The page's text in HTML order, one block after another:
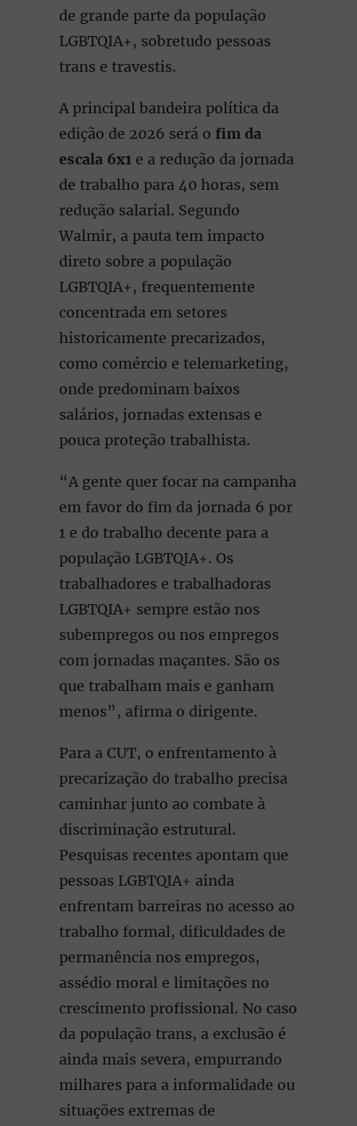
de grande parte da população
LGBTQIA+, sobretudo pessoas
trans e travestis.
A principal bandeira política da
edição de 2026 será o fim da
escala 6x1 e a redução da jornada
de trabalho para 40 horas, sem
redução salarial. Segundo
Walmir, a pauta tem impacto
direto sobre a população
LGBTQIA+, frequentemente
concentrada em setores
historicamente precarizados,
como comércio e telemarketing,
onde predominam baixos
salários, jornadas extensas e
pouca proteção trabalhista.
“A gente quer focar na campanha
em favor do fim da jornada 6 por
1 e do trabalho decente para a
população LGBTQIA+. Os
trabalhadores e trabalhadoras
LGBTQIA+ sempre estão nos
subempregos ou nos empregos
com jornadas maçantes. São os
que trabalham mais e ganham
menos”, afirma o dirigente.
Para a CUT, o enfrentamento à
precarização do trabalho precisa
caminhar junto ao combate à
discriminação estrutural.
Pesquisas recentes apontam que
pessoas LGBTQIA+ ainda
enfrentam barreiras no acesso ao
trabalho formal, dificuldades de
permanência nos empregos,
assédio moral e limitações no
crescimento profissional. No caso
da população trans, a exclusão é
ainda mais severa, empurrando
milhares para a informalidade ou
situações extremas de